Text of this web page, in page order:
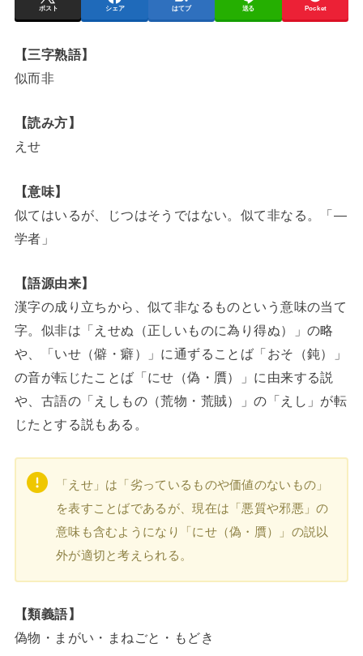
ポスト シェア はてブ 送る Pocket
【三字熟語】
似而非
【読み方】
えせ
【意味】
似てはいるが、じつはそうではない。似て非なる。「―
学者」
【語源由来】
漢字の成り立ちから、似て非なるものという意味の当て
字。似非は「えせぬ（正しいものに為り得ぬ）」の略
や、「いせ（僻・癖）」に通ずることば「おそ（鈍）」
の音が転じたことば「にせ（偽・贋）」に由来する説
や、古語の「えしもの（荒物・荒賊）」の「えし」が転
じたとする説もある。
「えせ」は「劣っているものや価値のないもの」
を表すことばであるが、現在は「悪質や邪悪」の
意味も含むようになり「にせ（偽・贋）」の説以
外が適切と考えられる。
【類義語】
偽物・まがい・まねごと・もどき